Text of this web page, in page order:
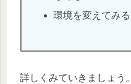
環境を変えてみる
詳しくみていきましょう。